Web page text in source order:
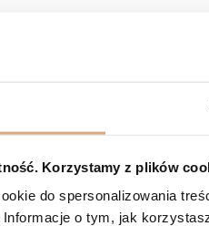
Korzystamy z plików
do spersonalizowania
o tym, jak